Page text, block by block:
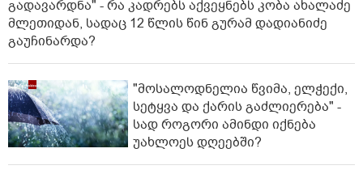
გადავარდნა" - რა კადრებს აქვეყნებს კობა ახალაძე
მლეთიდან, სადაც 12 წლის წინ გურამ დადიანიძე
გაუჩინარდა?
"მოსალოდნელია წვიმა, ელჭექი,
სეტყვა და ქარის გაძლიერება" -
სად როგორი ამინდი იქნება
უახლოეს დღეებში?